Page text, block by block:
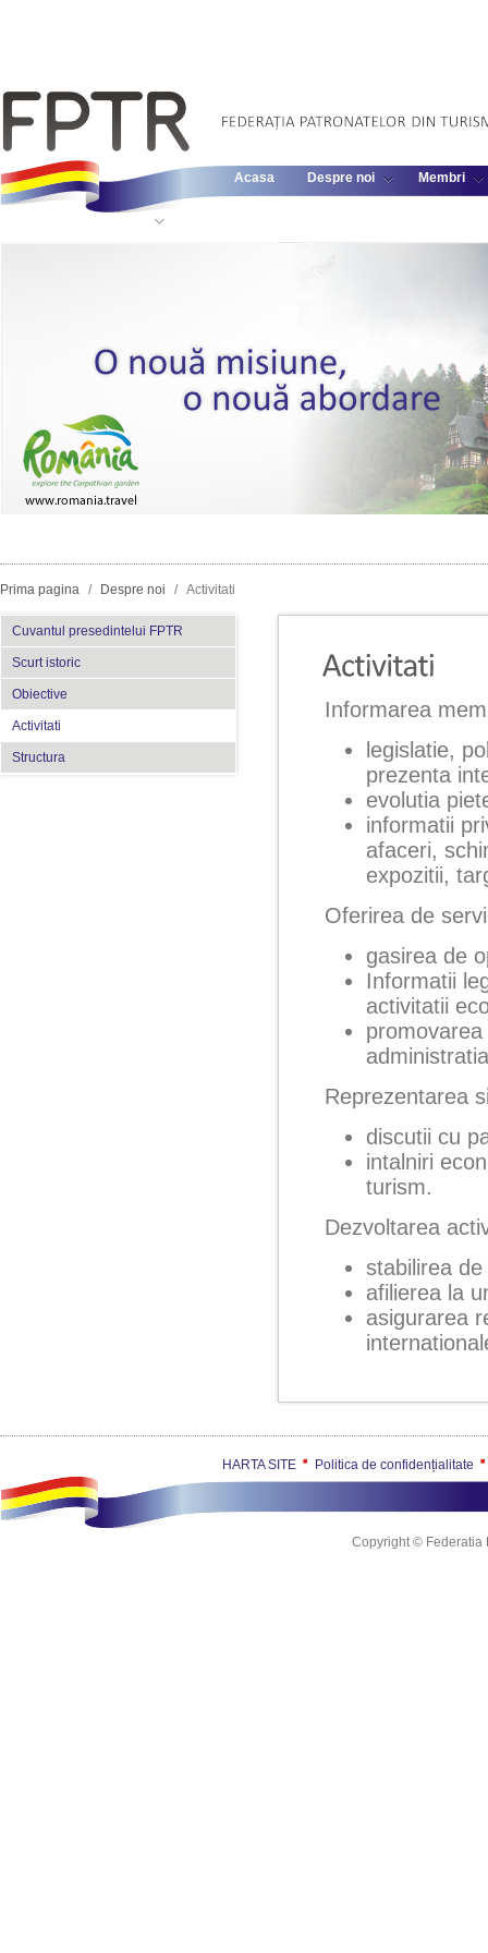
Acasa Despre noi Membri
Prima pagina / Despre noi / Activitati
Cuvantul presedintelui FPTR
Scurt istoric
Obiective
Activitati
Structura
Informarea
legislatie,
prezenta
evolutia
informatii
afaceri,
expozitii,
Oferirea de
gasirea de
Informatii
activitatii
Reprezentarea
discutii cu
intalniri
turism.
Dezvoltarea
stabilirea
afilierea la
asigurarea
HARTA SITE Politica de confidențialitate
Copyright © Federatia